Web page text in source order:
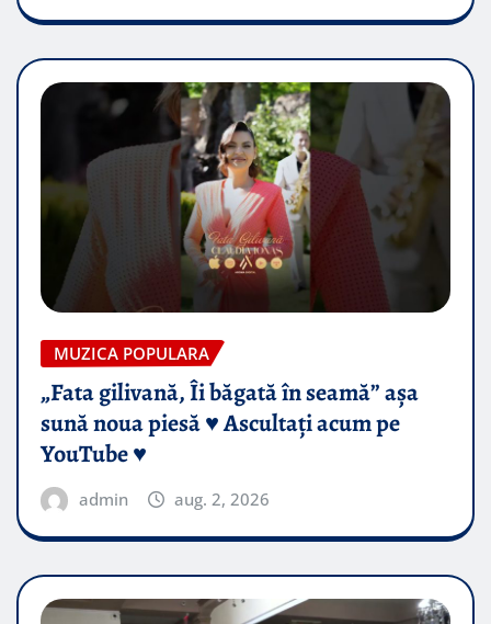
MUZICA POPULARA
„Fata gilivană, Îi băgată în seamă” așa
sună noua piesă ♥️ Ascultați acum pe
YouTube ♥️
admin aug. 2, 2026